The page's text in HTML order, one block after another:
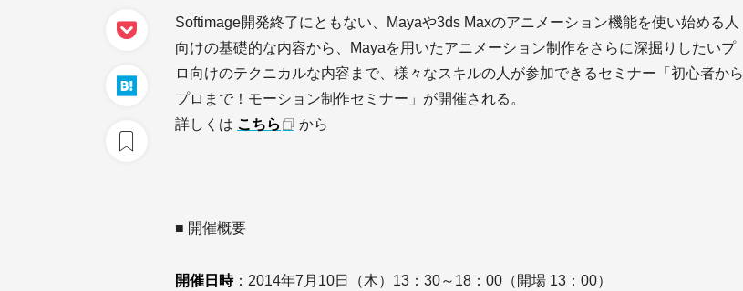
Softimage開発終了にともない、Mayaや3ds Maxのアニメーション機能を使い始める人
向けの基礎的な内容から、Mayaを用いたアニメーション制作をさらに深掘りしたいプ
ロ向けのテクニカルな内容まで、様々なスキルの人が参加できるセミナー「初心者から
プロまで！モーション制作セミナー」が開催される。
詳しくは こちら から
■ 開催概要
開催日時：2014年7月10日（木）13：30～18：00（開場 13：00）